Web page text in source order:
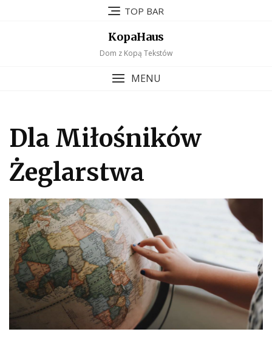
TOP BAR
KopaHaus
Dom z Kopą Tekstów
MENU
Dla Miłośników
Żeglarstwa